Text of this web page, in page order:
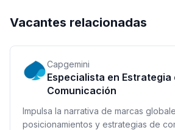
Vacantes relacionadas
Capgemini
Especialista en Estrategia
Comunicación
Impulsa la narrativa de marcas
posicionamientos y estrategias de